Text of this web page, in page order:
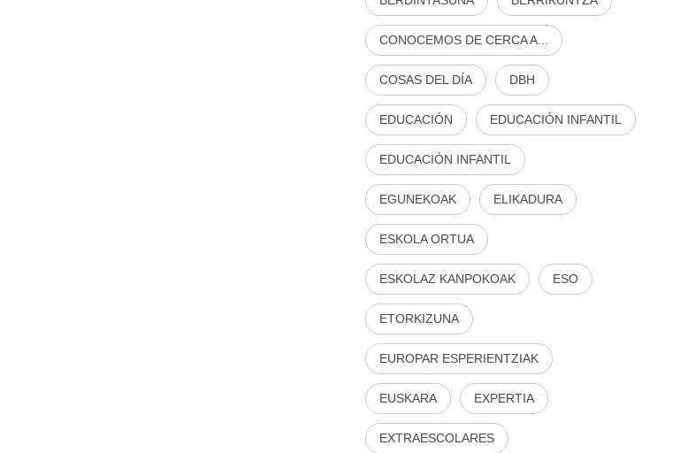
CONOCEMOS DE CERCA A...
COSAS DEL DÍA DBH
EDUCACIÓN EDUCACIÓN INFANTIL
EDUCACIÓN INFANTIL
EGUNEKOAK ELIKADURA
ESKOLA ORTUA
ESKOLAZ KANPOKOAK ESO
ETORKIZUNA
EUROPAR ESPERIENTZIAK
EUSKARA EXPERTIA
EXTRAESCOLARES